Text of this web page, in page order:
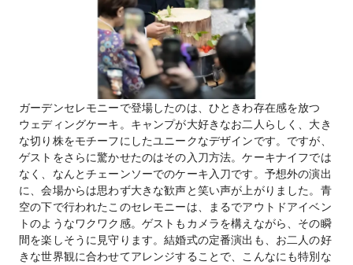
ガーデンセレモニーで登場したのは、ひときわ存在感を放つ
ウェディングケーキ。キャンプが大好きなお二人らしく、大き
な切り株をモチーフにしたユニークなデザインです。ですが、
ゲストをさらに驚かせたのはその入刀方法。ケーキナイフでは
なく、なんとチェーンソーでのケーキ入刀です。予想外の演出
に、会場からは思わず大きな歓声と笑い声が上がりました。青
空の下で行われたこのセレモニーは、まるでアウトドアイベン
トのようなワクワク感。ゲストもカメラを構えながら、その瞬
間を楽しそうに見守ります。結婚式の定番演出も、お二人の好
きな世界観に合わせてアレンジすることで、こんなにも特別な